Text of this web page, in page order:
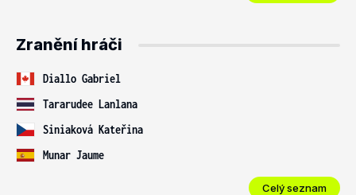
Zranění hráči
Diallo Gabriel
Tararudee Lanlana
Siniaková Kateřina
Munar Jaume
Celý seznam